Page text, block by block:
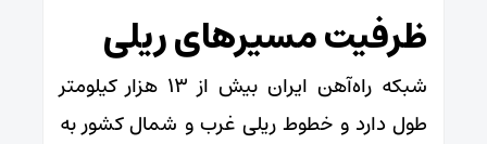
ظرفیت مسیرهای ریلی
شبکه راه‌آهن ایران بیش از ۱۳ هزار کیلومتر
طول دارد و خطوط ریلی غرب و شمال کشور به